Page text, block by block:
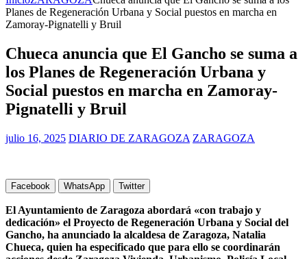
Buscar:
InicioZARAGOZAChueca anuncia que El Gancho se suma a los
Zamoray-Pignatelli y Bruil
Chueca anuncia que El Gancho se suma a
los Planes de Regeneración Urbana y
Social puestos en marcha en Zamoray-
Pignatelli y Bruil
Facebook WhatsApp Twitter
El Ayuntamiento de Zaragoza abordará «con trabajo y
dedicación» el Proyecto de Regeneración Urbana y Social del